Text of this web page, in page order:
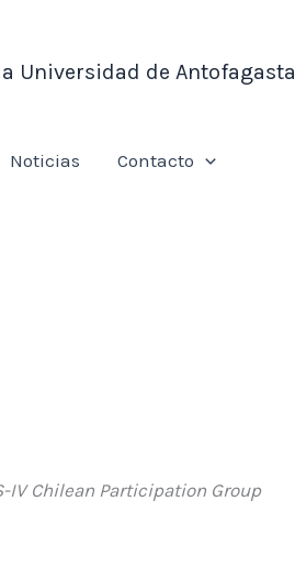
Universidad de Antofagasta
Noticias Contacto
IV Chilean Participation Group